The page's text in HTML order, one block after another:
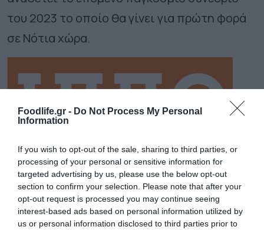
Foodlife.gr - Do Not Process My Personal
Information
If you wish to opt-out of the sale, sharing to third parties, or
processing of your personal or sensitive information for
targeted advertising by us, please use the below opt-out
section to confirm your selection. Please note that after your
opt-out request is processed you may continue seeing
interest-based ads based on personal information utilized by
us or personal information disclosed to third parties prior to
του 2023 το οποίο θα γίνει για πρώτη φορά
σε Νότια χώρα.